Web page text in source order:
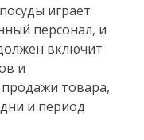
играет
персонал, и
включит
и
товара,
и период